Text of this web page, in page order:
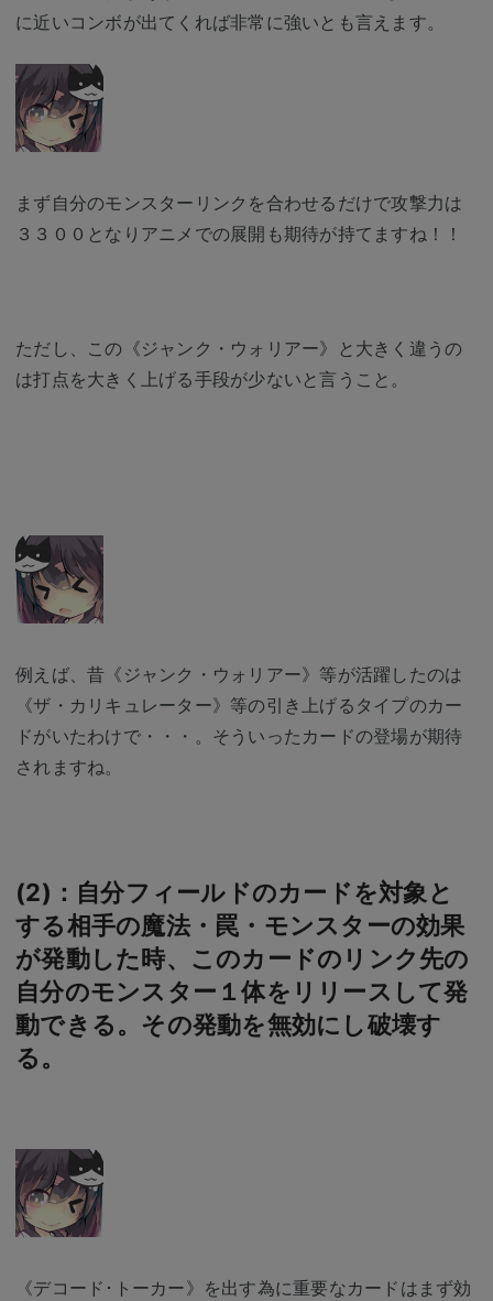
に近いコンボが出てくれば非常に強いとも言えます。
まず自分のモンスターリンクを合わせるだけで攻撃力は
３３００となりアニメでの展開も期待が持てますね！！
ただし、この《ジャンク・ウォリアー》と大きく違うの
は打点を大きく上げる手段が少ないと言うこと。
例えば、昔《ジャンク・ウォリアー》等が活躍したのは
《ザ・カリキュレーター》等の引き上げるタイプのカー
ドがいたわけで・・・。そういったカードの登場が期待
されますね。
(2)：自分フィールドのカードを対象と
する相手の魔法・罠・モンスターの効果
が発動した時、このカードのリンク先の
自分のモンスター１体をリリースして発
動できる。その発動を無効にし破壊す
る。
《デコード･トーカー》を出す為に重要なカードはまず効